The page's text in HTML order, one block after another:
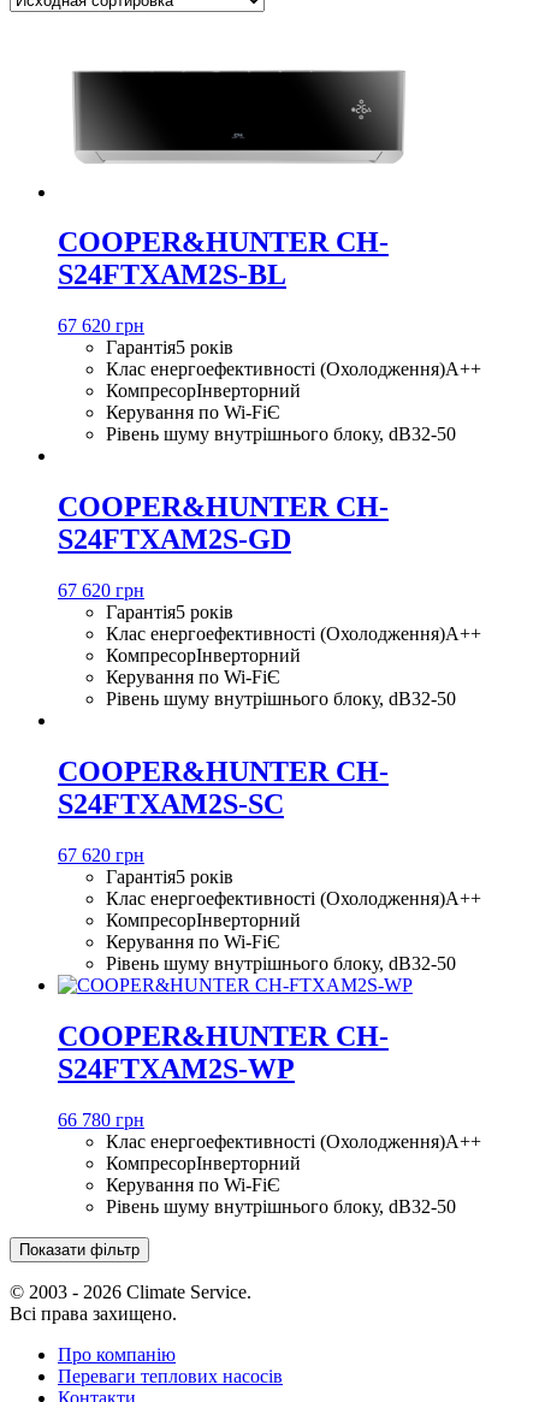
COOPER&HUNTER CH-
S24FTXAM2S-BL
67 620 грн
Гарантія5 років
Клас енергоефективності (Охолодження)A++
КомпресорІнверторний
Керування по Wi-FiЄ
Рівень шуму внутрішнього блоку, dB32-50
COOPER&HUNTER CH-
S24FTXAM2S-GD
67 620 грн
Гарантія5 років
Клас енергоефективності (Охолодження)A++
КомпресорІнверторний
Керування по Wi-FiЄ
Рівень шуму внутрішнього блоку, dB32-50
COOPER&HUNTER CH-
S24FTXAM2S-SC
67 620 грн
Гарантія5 років
Клас енергоефективності (Охолодження)A++
КомпресорІнверторний
Керування по Wi-FiЄ
Рівень шуму внутрішнього блоку, dB32-50
COOPER&HUNTER CH-
S24FTXAM2S-WP
66 780 грн
Клас енергоефективності (Охолодження)A++
КомпресорІнверторний
Керування по Wi-FiЄ
Рівень шуму внутрішнього блоку, dB32-50
Показати фільтр
© 2003 - 2026 Climate Service.
Всі права захищено.
Про компанію
Переваги теплових насосів
Контакти